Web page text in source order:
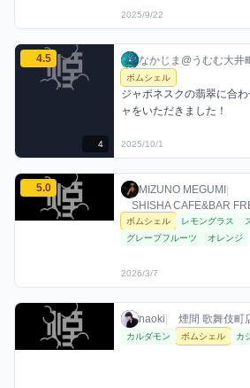
2025/9/22
なかじま@うむむ大井町のボムシェ
4.5
4
なかじま@うむむ
なかじま@うむむ大井
利用フレーバー
ボムシェル
コメント
ジャポネスクの翡翠に合
ャをいただきました！
評価
2025/10/1
MIZUNO MEGUMIのボムシェルミッ
5.0 MIZUNO MEGUMI
MIZUNO MEGUMI
SHISHA CAFE&BAR
利用フレーバー
ボムシェル レモングラス
グレープフルーツ
オレンジ
評価
2026/3/7
naokiのボムシェルミックスを見る
naoki / お店シーシ
naoki 煙間 歌舞伎町
利用フレーバー
カルダモン ボムシェル カ